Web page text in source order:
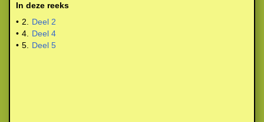
In deze reeks
• 2.
Deel 2
• 4.
Deel 4
• 5. Deel 5